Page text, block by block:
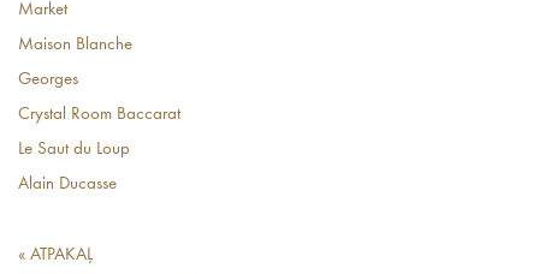
Market
Maison Blanche
Georges
Crystal Room Baccarat
Le Saut du Loup
Alain Ducasse
« ATPAKAĻ